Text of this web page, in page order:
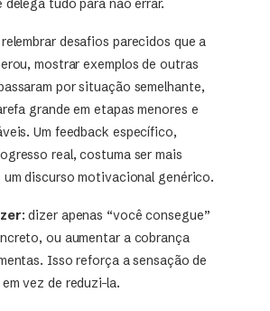
delega tudo para não errar.
desafios parecidos que a
mostrar exemplos de outras
por situação semelhante,
grande em etapas menores e
Um feedback específico,
real, costuma ser mais
discurso motivacional genérico.
: dizer apenas “você consegue”
ou aumentar a cobrança
Isso reforça a sensação de
vez de reduzi-la.